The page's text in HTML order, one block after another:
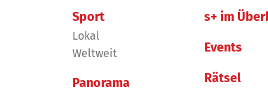
Sport
Lokal
Weltweit
Panorama
s+ im
Events
Rätsel